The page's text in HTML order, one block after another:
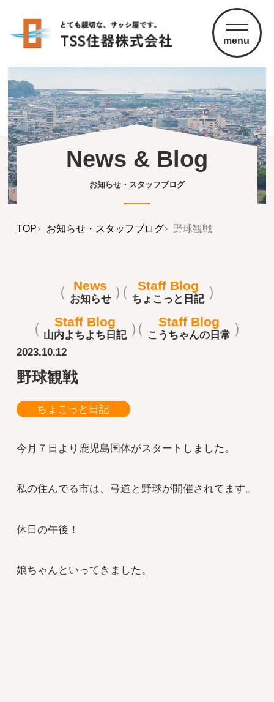
menu
News & Blog
お知らせ・スタッフブログ
TOP お知らせ・スタッフブログ 野球観戦
News
お知らせ
Staff Blog
ちょこっと日記
Staff Blog
山内よちよち日記
Staff Blog
こうちゃんの日常
2023.10.12
野球観戦
ちょこっと日記
今月７日より鹿児島国体がスタートしました。
私の住んでる市は、弓道と野球が開催されてます。
休日の午後！
娘ちゃんといってきました。